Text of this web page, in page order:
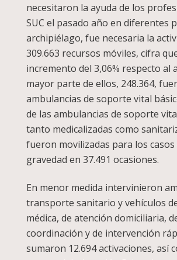
necesitaron la ayuda de los
SUC el pasado año en diferentes
archipiélago, fue necesaria la
309.663 recursos móviles, cifra
incremento del 3,06% respecto al
mayor parte de ellos, 248.364,
ambulancias de soporte vital
de las ambulancias de soporte
tanto medicalizadas como
fueron movilizadas para los
gravedad en 37.491 ocasiones.
En menor medida intervinieron
transporte sanitario y vehículos
médica, de atención domiciliaria,
coordinación y de intervención
sumaron 12.694 activaciones, así